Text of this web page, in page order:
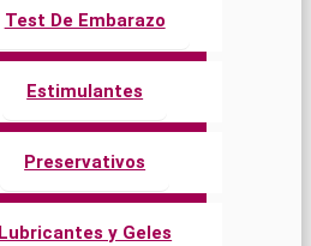
Test De Embarazo
Estimulantes
Preservativos
Lubricantes y Geles